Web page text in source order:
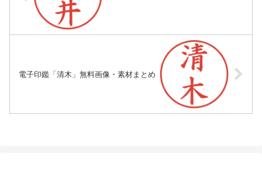
電子印鑑「清木」無料画像・素材まとめ